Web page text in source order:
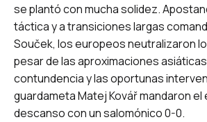
se plantó con mucha solidez.
táctica y a transiciones largas
Souček, los europeos neutralizaron
pesar de las aproximaciones
contundencia y las oportunas
guardameta Matej Kovář mandaron el
descanso con un salomónico 0-0.